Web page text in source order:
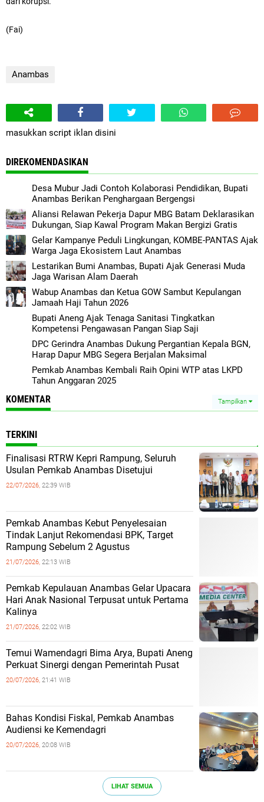
(Fai)
Anambas
masukkan script iklan disini
DIREKOMENDASIKAN
Desa Mubur Jadi Contoh Kolaborasi Pendidikan, Bupati
Anambas Berikan Penghargaan Bergengsi
Aliansi Relawan Pekerja Dapur MBG Batam Deklarasikan
Dukungan, Siap Kawal Program Makan Bergizi Gratis
Gelar Kampanye Peduli Lingkungan, KOMBE-PANTAS Ajak
Warga Jaga Ekosistem Laut Anambas
Lestarikan Bumi Anambas, Bupati Ajak Generasi Muda
Jaga Warisan Alam Daerah
Wabup Anambas dan Ketua GOW Sambut Kepulangan
Jamaah Haji Tahun 2026
Bupati Aneng Ajak Tenaga Sanitasi Tingkatkan
Kompetensi Pengawasan Pangan Siap Saji
DPC Gerindra Anambas Dukung Pergantian Kepala BGN,
Harap Dapur MBG Segera Berjalan Maksimal
Pemkab Anambas Kembali Raih Opini WTP atas LKPD
Tahun Anggaran 2025
KOMENTAR Tampilkan
TERKINI
Finalisasi RTRW Kepri Rampung, Seluruh
Usulan Pemkab Anambas Disetujui
22/07/2026, 22:39 WIB
Pemkab Anambas Kebut Penyelesaian
Tindak Lanjut Rekomendasi BPK, Target
Rampung Sebelum 2 Agustus
21/07/2026, 22:13 WIB
Pemkab Kepulauan Anambas Gelar Upacara
Hari Anak Nasional Terpusat untuk Pertama
Kalinya
21/07/2026, 22:02 WIB
Temui Wamendagri Bima Arya, Bupati Aneng
Perkuat Sinergi dengan Pemerintah Pusat
20/07/2026, 21:41 WIB
Bahas Kondisi Fiskal, Pemkab Anambas
Audiensi ke Kemendagri
20/07/2026, 20:08 WIB
LIHAT SEMUA